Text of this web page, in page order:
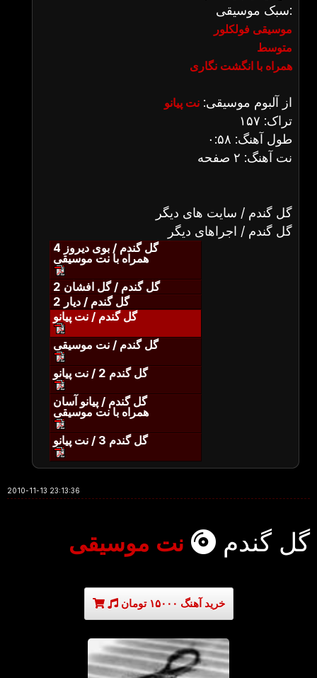
سبک موسیقی:
موسیقی فولکلور
متوسط
همراه با انگشت نگاری
از آلبوم موسیقی: نت پیانو
تراک: ۱۵۷
طول آهنگ: ۰:۵۸
نت آهنگ: ۲ صفحه
گل گندم / سایت های دیگر
گل گندم / اجراهای دیگر
گل گندم / بوی دیروز 4
همراه با نت موسیقی
گل گندم / گل افشان 2
گل گندم / دیار 2
گل گندم / نت پیانو
گل گندم / نت موسیقی
گل گندم 2 / نت پیانو
گل گندم / پیانو آسان
همراه با نت موسیقی
گل گندم 3 / نت پیانو
2010-11-13 23:13:36
گل گندم نت موسیقی
خرید آهنگ ۱۵۰۰۰ تومان